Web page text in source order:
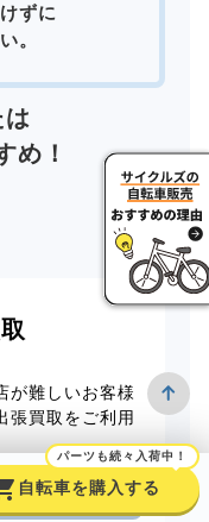
ずに
。
め！
が難しいお客様
張買取をご利用
申し込む
パーツも続々入荷中！
自転車を購入する